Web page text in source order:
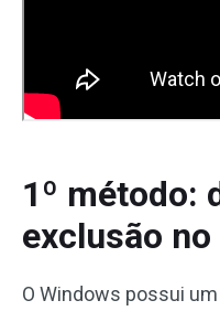
1º método:
exclusão
O Windows possui